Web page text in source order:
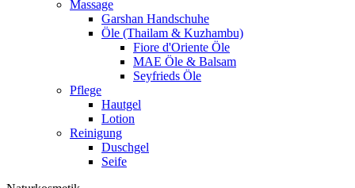
Massage
Garshan Handschuhe
Öle (Thailam & Kuzhambu)
Fiore d'Oriente Öle
MAE Öle & Balsam
Seyfrieds Öle
Pflege
Hautgel
Lotion
Reinigung
Duschgel
Seife